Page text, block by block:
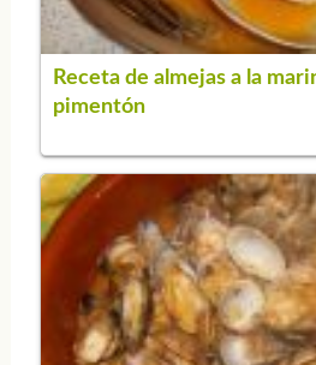
Receta de almejas a la
pimentón